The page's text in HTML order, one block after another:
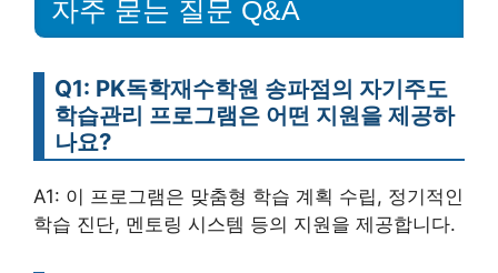
자주 묻는 질문 Q&A
Q1: PK독학재수학원 송파점의 자기주도
학습관리 프로그램은 어떤 지원을 제공하
나요?
A1: 이 프로그램은 맞춤형 학습 계획 수립, 정기적인
학습 진단, 멘토링 시스템 등의 지원을 제공합니다.